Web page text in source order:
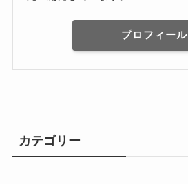
プロフィール
カテゴリー